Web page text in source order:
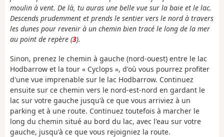
moulin à vent. De là, tu auras une belle vue sur la baie et le lac.
Descends prudemment et prends le sentier vers le nord à travers
les dunes pour revenir à un chemin bien tracé le long de la mer
au point de repère (3).
Sinon, prenez le chemin à gauche (nord-ouest) entre le lac
Hodbarrow et la tour « Cyclops », d'où vous pourrez profiter
d'une vue imprenable sur le lac Hodbarrow. Continuez
ensuite sur ce chemin vers le nord-est-nord en gardant le
lac sur votre gauche jusqu'à ce que vous arriviez à un
parking et à une route. Continuez toutefois à marcher le
long du chemin situé au bord du lac, avec l'eau sur votre
gauche, jusqu'à ce que vous rejoigniez la route.